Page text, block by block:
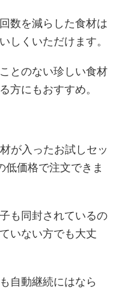
数を減らした食材は
しくいただけます。
とのない珍しい食材
方にもおすすめ。
が入ったお試しセッ
低価格で注文できま
も同封されているの
いない方でも大丈
自動継続にはなら